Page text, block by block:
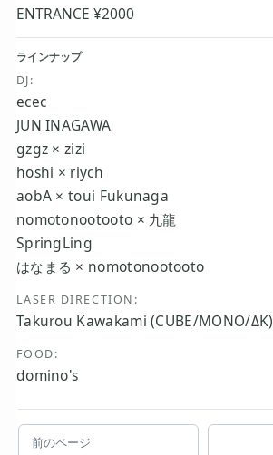
ENTRANCE ¥2000
ラインナップ
DJ:
ecec
JUN INAGAWA
gzgz × zizi
hoshi × riych
aobA × toui Fukunaga
nomotonootooto × 九龍
SpringLing
はなまる × nomotonootooto
LASER DIRECTION:
Takurou Kawakami (CUBE/MONO/ΔK)
FOOD:
domino's
前のページ